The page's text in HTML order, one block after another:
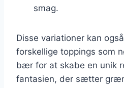
smag.
Disse variationer kan
forskellige toppings som
bær for at skabe en unik
fantasien, der sætter